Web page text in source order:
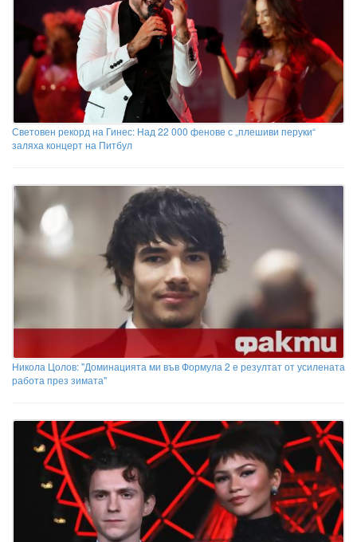
Световен рекорд на Гинес: Над 22 000 фенове с „плешиви перуки“
заляха концерт на Питбул
Никола Цолов: "Доминацията ми във Формула 2 е резултат от усилената
работа през зимата"